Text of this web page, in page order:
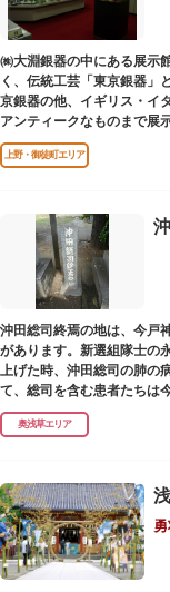
く幸せを招く女性の象徴と
ご祭神としては天日鷲命（
るのみこと）の他、浅草名
れています。
㈱大淵銀器の中にある展示
く、伝統工芸「東京銀器」
京銀器の他、イギリス・イ
アンティークなものまで展
上野・御徒町エリア
沖田総司終焉の地は、今戸
があります。新選組隊士の
上げた時、沖田総司の肺の
て、総司を含む患者たちは
奥浅草エリア